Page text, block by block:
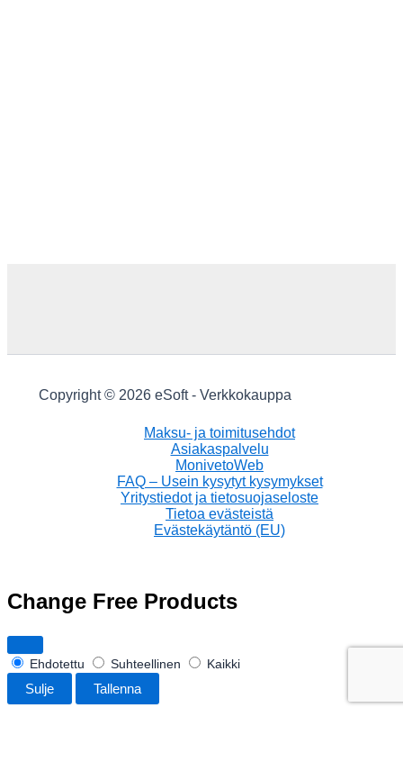
Copyright © 2026 eSoft - Verkkokauppa
Maksu- ja toimitusehdot
Asiakaspalvelu
MonivetoWeb
FAQ – Usein kysytyt kysymykset
Yritystiedot ja tietosuojaseloste
Tietoa evästeistä
Evästekäytäntö (EU)
Change Free Products
Ehdotettu Suhteellinen Kaikki
Sulje Tallenna